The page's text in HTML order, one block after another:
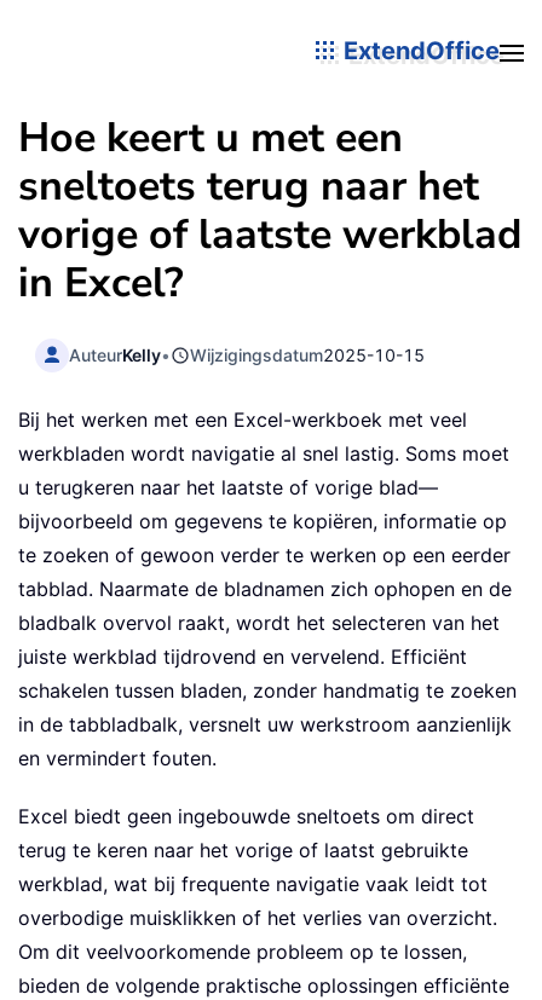
ExtendOffice
Hoe keert u met een
sneltoets terug naar het
vorige of laatste werkblad
in Excel?
AuteurKelly• Wijzigingsdatum2025-10-15
Bij het werken met een Excel-werkboek met veel
werkbladen wordt navigatie al snel lastig. Soms moet
u terugkeren naar het laatste of vorige blad—
bijvoorbeeld om gegevens te kopiëren, informatie op
te zoeken of gewoon verder te werken op een eerder
tabblad. Naarmate de bladnamen zich ophopen en de
bladbalk overvol raakt, wordt het selecteren van het
juiste werkblad tijdrovend en vervelend. Efficiënt
schakelen tussen bladen, zonder handmatig te zoeken
in de tabbladbalk, versnelt uw werkstroom aanzienlijk
en vermindert fouten.
Excel biedt geen ingebouwde sneltoets om direct
terug te keren naar het vorige of laatst gebruikte
werkblad, wat bij frequente navigatie vaak leidt tot
overbodige muisklikken of het verlies van overzicht.
Om dit veelvoorkomende probleem op te lossen,
bieden de volgende praktische oplossingen efficiënte